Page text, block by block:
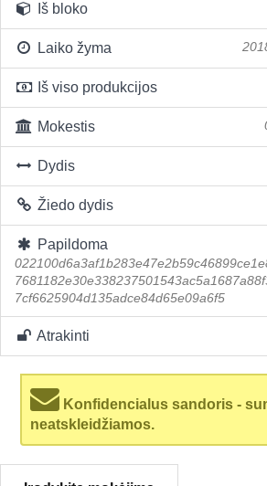
Iš bloko
Laiko žyma
Iš viso produkcijos
Mokestis
Dydis
Žiedo dydis
Papildoma
7cf6625904d135adce84d65e09a6f5
Atrakinti
Konfidencialus sandoris -
neatskleidžiamos.